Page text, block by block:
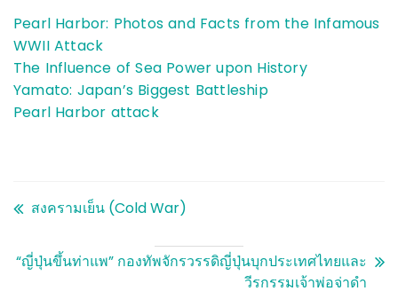
Pearl Harbor: Photos and Facts from the Infamous
WWII Attack
The Influence of Sea Power upon History
Yamato: Japan’s Biggest Battleship
Pearl Harbor attack
สงครามเย็น (Cold War)
“ญี่ปุ่นขึ้นท่าแพ” กองทัพจักรวรรดิญี่ปุ่นบุกประเทศไทยและ
วีรกรรมเจ้าพ่อจ่าดำ